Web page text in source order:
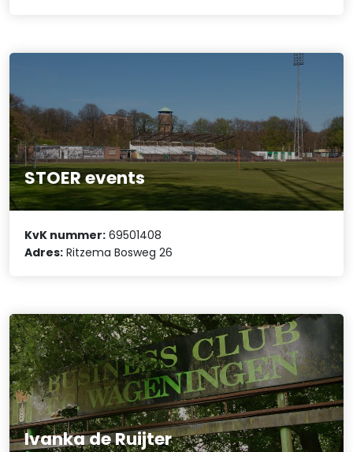
STOER events
KvK nummer: 69501408
Adres: Ritzema Bosweg 26
Ivanka de Ruijter